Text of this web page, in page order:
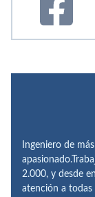
Ingeniero de
2.000, y desde
atención a todas